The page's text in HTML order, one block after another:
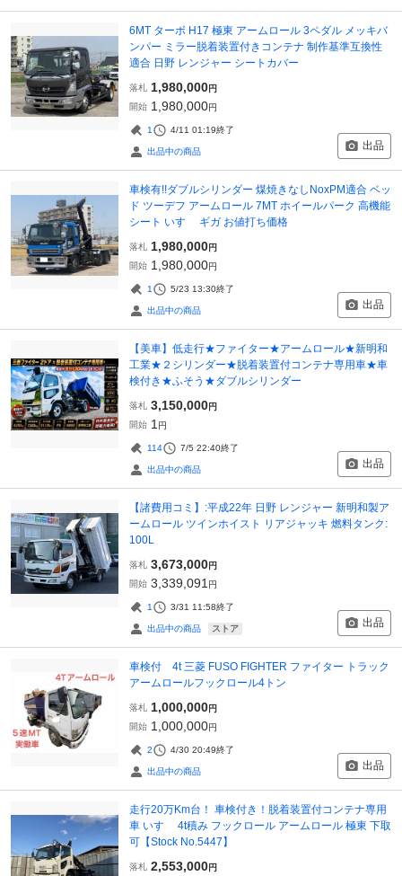
6MT ターボ H17 極東 アームロール 3ペダル メッキバ
ンパー ミラー脱着装置付きコンテナ 制作基準互換性
適合 日野 レンジャー シートカバー
落札 1,980,000円
開始 1,980,000円
1 4/11 01:19終了
出品中の商品 出品
車検有!!ダブルシリンダー 煤焼きなしNoxPM適合 ベッ
ド ツーデフ アームロール 7MT ホイールパーク 高機能
シート いすゞ ギガ お値打ち価格
落札 1,980,000円
開始 1,980,000円
1 5/23 13:30終了
出品中の商品 出品
【美車】低走行★ファイター★アームロール★新明和
工業★２シリンダー★脱着装置付コンテナ専用車★車
検付き★ふそう★ダブルシリンダー
落札 3,150,000円
開始 1 円
114 7/5 22:40終了
出品中の商品 出品
【諸費用コミ】:平成22年 日野 レンジャー 新明和製ア
ームロール ツインホイスト リアジャッキ 燃料タンク:
100L
落札 3,673,000円
開始 3,339,091 円
1 3/31 11:58終了
出品中の商品 ストア 出品
車検付 4t 三菱 FUSO FIGHTER ファイター トラック
アームロールフックロール4トン
落札 1,000,000円
開始 1,000,000円
2 4/30 20:49終了
出品中の商品 出品
走行20万Km台！ 車検付き！脱着装置付コンテナ専用
車 いすゞ 4t積み フックロール アームロール 極東 下取
可【Stock No.5447】
落札 2,553,000円